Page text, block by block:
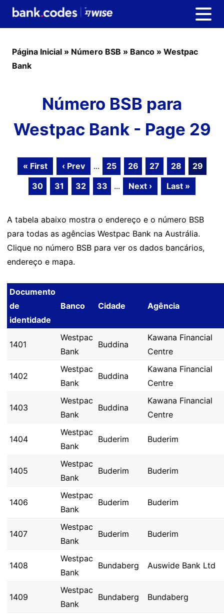
Página Inicial » Número BSB » Banco » Westpac
Bank
Número BSB para
Westpac Bank - Page 29
« First ‹ Prev ... 25 26 27 28
29
30
31 32 33 ... Next › Last »
A tabela abaixo mostra o endereço e o número BSB
para todas as agências Westpac Bank na Austrália.
Clique no número BSB para ver os dados bancários,
endereço e mapa.
Documento
de
identidade
Banco Cidade Agência
1401
Westpac
Bank
Buddina
Kawana Financial
Centre
1402
Westpac
Bank
Buddina
Kawana Financial
Centre
1403
Westpac
Bank
Buddina
Kawana Financial
Centre
1404
Westpac
Bank
Buderim Buderim
1405
Westpac
Bank
Buderim Buderim
1406
Westpac
Bank
Buderim Buderim
1407
Westpac
Bank
Buderim Buderim
1408
Westpac
Bank
Bundaberg Auswide Bank Ltd
1409
Westpac
Bank
Bundaberg Bundaberg